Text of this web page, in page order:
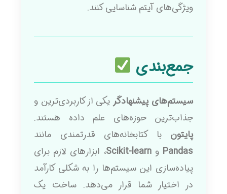
ویژگی‌های آیتم شناسایی کنند.
جمع‌بندی
سیستم‌های پیشنهادگر یکی از کاربردی‌ترین و
جذاب‌ترین حوزه‌های علم داده هستند.
پایتون با کتابخانه‌های قدرتمندی مانند
Pandas وScikit-learn، ابزارهای لازم برای
پیاده‌سازی این سیستم‌ها را به شکلی کارآمد
در اختیار شما قرار می‌دهد. ساخت یک